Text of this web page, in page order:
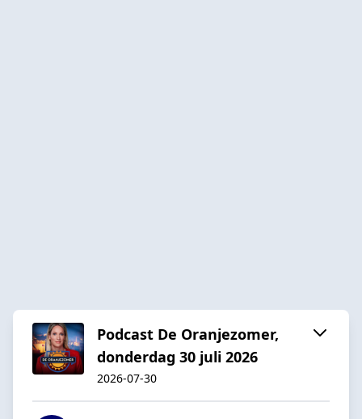
Podcast De Oranjezomer,
donderdag 30 juli 2026
2026-07-30